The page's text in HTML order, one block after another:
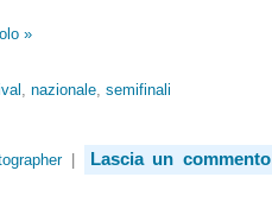
»
nazionale semifinali
| Lascia un